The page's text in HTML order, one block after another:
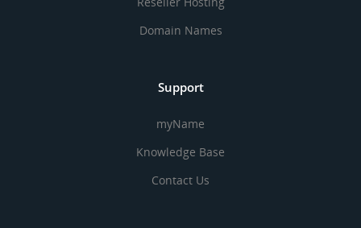
Domain Names
Support
myName
Knowledge Base
Contact Us